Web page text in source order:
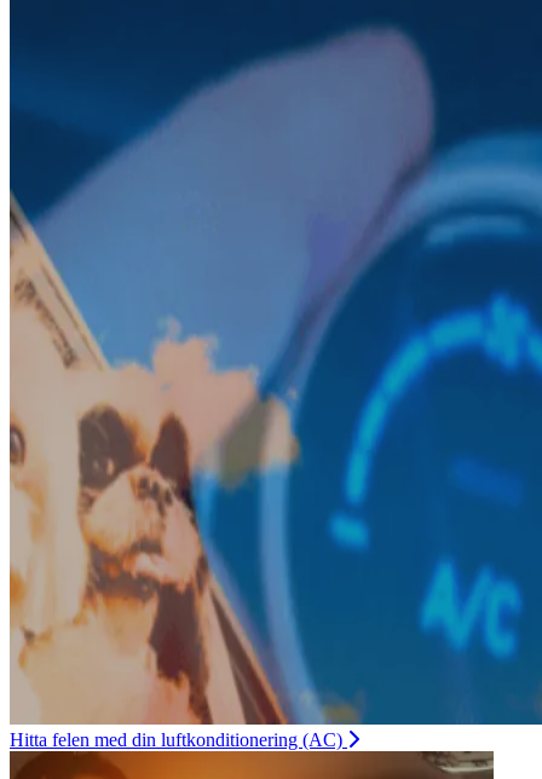
Hitta felen med din luftkonditionering (AC)